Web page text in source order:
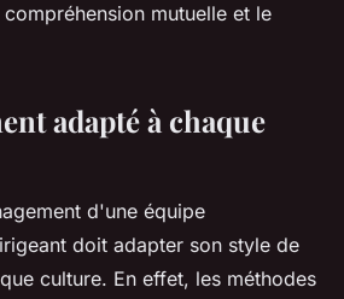
mutuelle et le
adapté à chaque
d'une équipe
doit adapter son style de
culture. En effet, les méthodes